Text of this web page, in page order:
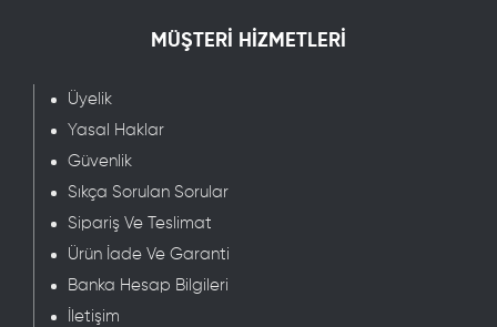
MÜŞTERİ HİZMETLERİ
Üyelik
Yasal Haklar
Güvenlik
Sıkça Sorulan Sorular
Sipariş Ve Teslimat
Ürün İade Ve Garanti
Banka Hesap Bilgileri
İletişim